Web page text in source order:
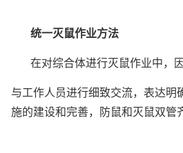
统一灭鼠作业方法
在对综合体进行灭鼠作业中，
与工作人员进行细致交流，表达
施的建设和完善，防鼠和灭鼠双管